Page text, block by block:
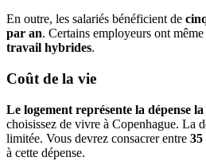
En outre, les salariés bénéficient de
par an. Certains employeurs ont même
travail hybrides.
Coût de la vie
Le logement représente la dépense
choisissez de vivre à Copenhague. La
limitée. Vous devrez consacrer entre 35
à cette dépense.